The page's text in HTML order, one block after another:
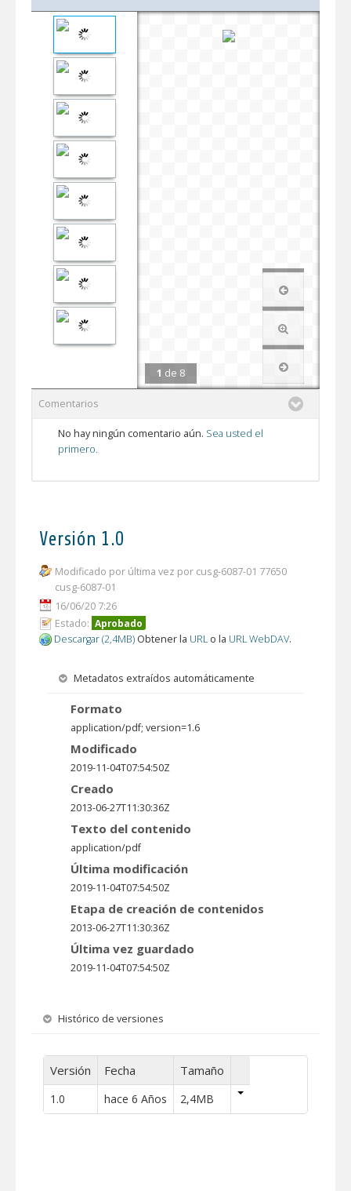
1 de 8
Comentarios
No hay ningún comentario aún. Sea usted el
primero.
Versión 1.0
Modificado por última vez por cusg-6087-01 77650
cusg-6087-01
16/06/20 7:26
Estado: Aprobado
Descargar (2,4MB) Obtener la URL o la URL WebDAV.
Metadatos extraídos automáticamente
Formato
application/pdf; version=1.6
Modificado
2019-11-04T07:54:50Z
Creado
2013-06-27T11:30:36Z
Texto del contenido
application/pdf
Última modificación
2019-11-04T07:54:50Z
Etapa de creación de contenidos
2013-06-27T11:30:36Z
Última vez guardado
2019-11-04T07:54:50Z
Histórico de versiones
Versión Fecha Tamaño
1.0 hace 6 Años 2,4MB